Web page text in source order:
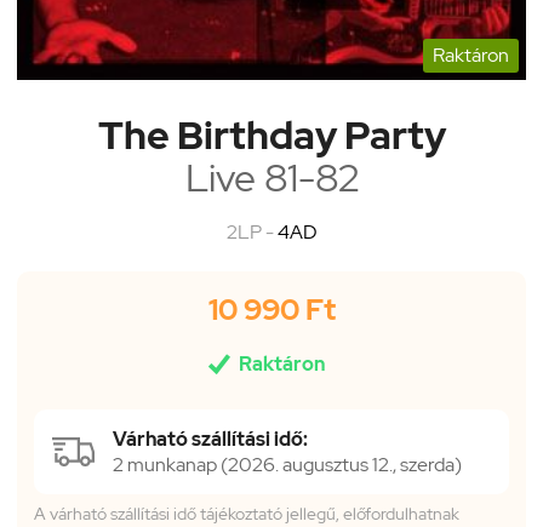
Raktáron
The Birthday Party
Live 81-82
2LP -4AD
10 990 Ft
 Raktáron
Várható szállítási idő:
2 munkanap (2026. augusztus 12., szerda)
A várható szállítási idő tájékoztató jellegű, előfordulhatnak